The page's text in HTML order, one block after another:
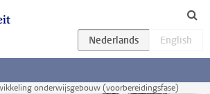
onderwijsgebouw (voorbereidingsfase)